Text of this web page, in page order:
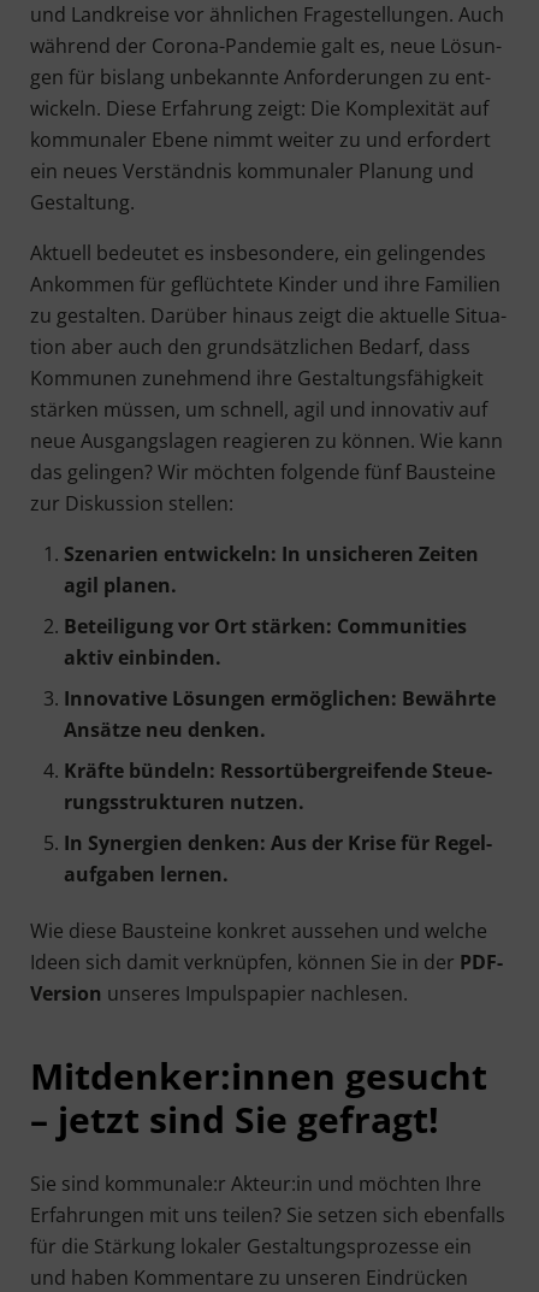
und Land­krei­se vor ähn­li­chen Fra­ge­stel­lun­gen. Auch
wäh­rend der Coro­na-Pan­de­mie galt es, neue Lösun­
gen für bis­lang unbe­kann­te Anfor­de­run­gen zu ent­
wi­ckeln. Die­se Erfah­rung zeigt: Die Kom­ple­xi­tät auf
kom­mu­na­ler Ebe­ne nimmt wei­ter zu und erfor­dert
ein neu­es Ver­ständ­nis kom­mu­na­ler Pla­nung und
Gestaltung.
Aktu­ell bedeu­tet es ins­be­son­de­re, ein gelin­gen­des
Ankom­men für geflüch­te­te Kin­der und ihre Fami­li­en
zu gestal­ten. Dar­über hin­aus zeigt die aktu­el­le Situa­
ti­on aber auch den grund­sätz­li­chen Bedarf, dass
Kom­mu­nen zuneh­mend ihre Gestal­tungs­fä­hig­keit
stär­ken müs­sen, um schnell, agil und inno­va­tiv auf
neue Aus­gangs­la­gen reagie­ren zu kön­nen. Wie kann
das gelin­gen? Wir möch­ten fol­gen­de fünf Bau­stei­ne
zur Dis­kus­si­on stellen:
Sze­na­ri­en ent­wi­ckeln: In unsi­che­ren Zei­ten
agil planen.
Betei­li­gung vor Ort stär­ken: Com­mu­ni­ties
aktiv einbinden.
Inno­va­ti­ve Lösun­gen ermög­li­chen: Bewähr­te
Ansät­ze neu denken.
Kräf­te bün­deln: Res­sort­über­grei­fen­de Steue­
rungs­struk­tu­ren nutzen.
In Syn­er­gien den­ken: Aus der Kri­se für Regel­
auf­ga­ben lernen.
Wie die­se Bau­stei­ne kon­kret aus­se­hen und wel­che
Ideen sich damit ver­knüp­fen, kön­nen Sie in der PDF-
Ver­si­on unse­res Impuls­pa­pier nachlesen.
Mitdenker:innen gesucht
– jetzt sind Sie gefragt!
Sie sind kommunale:r Akteur:in und möch­ten Ihre
Erfah­run­gen mit uns tei­len? Sie set­zen sich eben­falls
für die Stär­kung loka­ler Gestal­tungs­pro­zes­se ein
und haben Kom­men­ta­re zu unse­ren Ein­drü­cken